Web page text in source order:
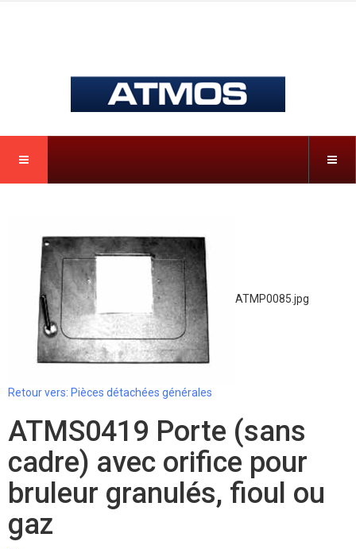
ATMP0085.jpg
Retour vers: Pièces détachées générales
ATMS0419 Porte (sans
cadre) avec orifice pour
bruleur granulés, fioul ou
gaz